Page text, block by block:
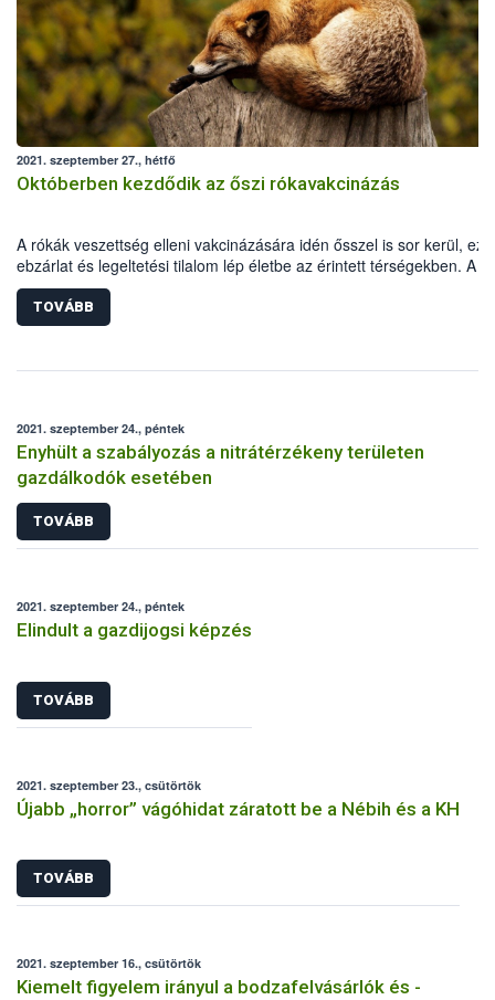
2021. szeptember 27., hétfő
Októberben kezdődik az őszi rókavakcinázás
A rókák veszettség elleni vakcinázására idén ősszel is sor kerül,
ebzárlat és legeltetési tilalom lép életbe az érintett térségekben. A
repülőgépes vakcinázás 2021. október 2-16. között zajlik hazánk
keleti megyéiben.
TOVÁBB
2021. szeptember 24., péntek
Enyhült a szabályozás a nitrátérzékeny területen
gazdálkodók esetében
TOVÁBB
2021. szeptember 24., péntek
Elindult a gazdijogsi képzés
TOVÁBB
2021. szeptember 23., csütörtök
Újabb „horror” vágóhidat záratott be a Nébih és a KH
TOVÁBB
2021. szeptember 16., csütörtök
Kiemelt figyelem irányul a bodzafelvásárlók és -